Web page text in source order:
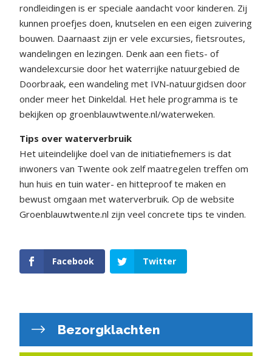
rondleidingen is er speciale aandacht voor kinderen. Zij
kunnen proefjes doen, knutselen en een eigen zuivering
bouwen. Daarnaast zijn er vele excursies, fietsroutes,
wandelingen en lezingen. Denk aan een fiets- of
wandelexcursie door het waterrijke natuurgebied de
Doorbraak, een wandeling met IVN-natuurgidsen door
onder meer het Dinkeldal. Het hele programma is te
bekijken op groenblauwtwente.nl/waterweken.
Tips over waterverbruik
Het uiteindelijke doel van de initiatiefnemers is dat
inwoners van Twente ook zelf maatregelen treffen om
hun huis en tuin water- en hitteproof te maken en
bewust omgaan met waterverbruik. Op de website
Groenblauwtwente.nl zijn veel concrete tips te vinden.
Facebook Twitter
Bezorgklachten